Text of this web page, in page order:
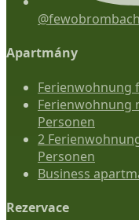
Apartmány
Ferienwohnung
Ferienwohnung
Personen
2
Personen
Business
Rezervace